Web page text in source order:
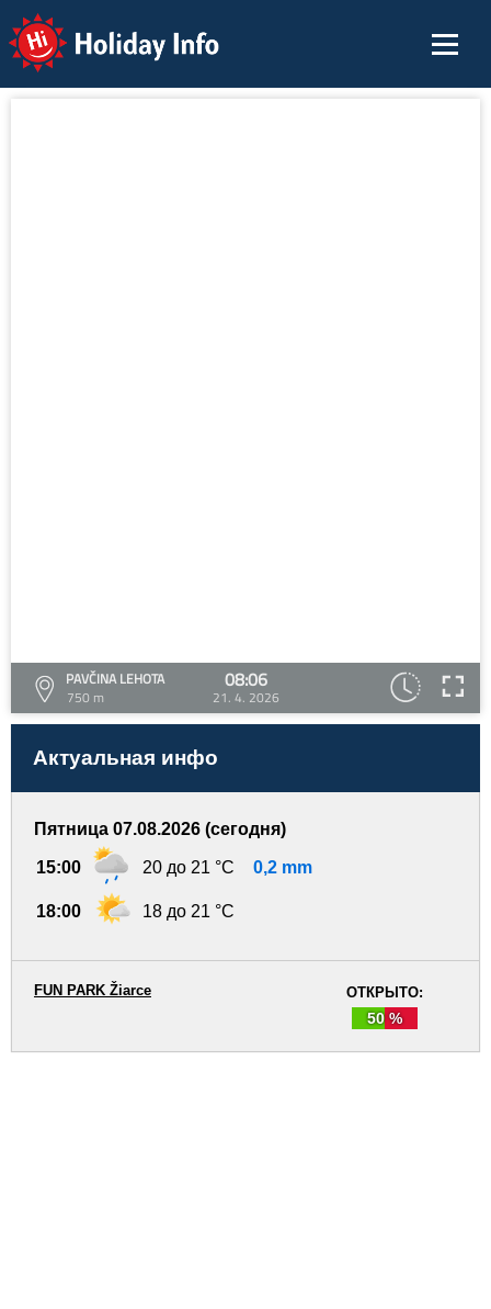
Holiday Info
PAVČINA LEHOTA
750 m
08:06
21. 4. 2026
Актуальная инфо
Пятница 07.08.2026 (сегодня)
15:00 20 до 21 °C 0,2 mm
18:00 18 до 21 °C
ОТКРЫТО:
50 %
FUN PARK Žiarce